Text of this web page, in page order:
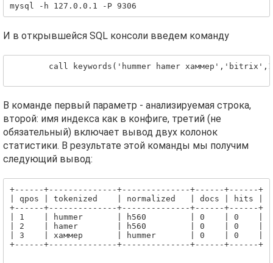
mysql -h 127.0.0.1 -P 9306
И в открывшейся SQL консоли введем команду
call keywords('hummer hamer
В команде первый параметр - анализируемая строка,
второй: имя индекса как в конфиге, третий (не
обязательный) включает вывод двух колонок
статистики. В результате этой команды мы получим
следующий вывод:
+------+--------------+--------------+------+------+
| qpos | tokenized    | normalized   | docs | hits |
+------+--------------+--------------+------+------+
| 1    | hummer       | h560         | 0    | 0    |
| 2    | hamer        | h560         | 0    | 0    |
| 3    | хаммер       | hummer       | 0    | 0    |
+------+--------------+--------------+------+------+